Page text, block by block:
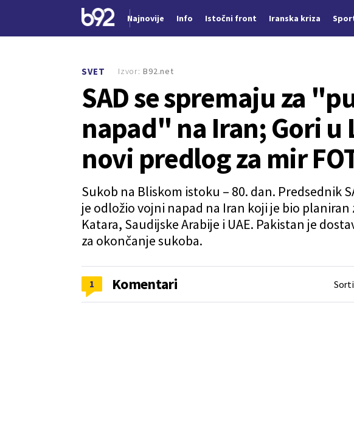
Najnovije Info Istočni front Iranska kriza
SVET
SAD se spremaju za
napad" na Iran; Gori u
novi predlog za mir
Sukob na Bliskom istoku – 80. dan. Predsednik
je odložio vojni napad na Iran koji je bio
Katara, Saudijske Arabije i UAE. Pakistan je
za okončanje sukoba.
Izvor: B92.net
1 Komentari